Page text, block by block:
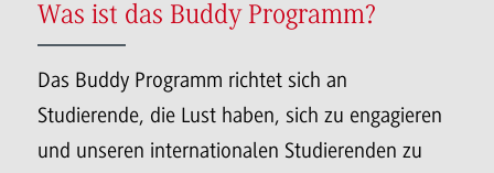
Was ist das Buddy Programm?
Das Buddy Programm richtet sich an
Studierende, die Lust haben, sich zu engagieren
und unseren internationalen Studierenden zu